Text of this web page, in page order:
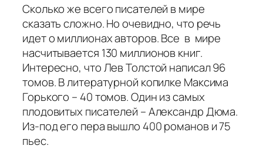
Сколько же всего писателей в мире
сказать сложно. Но очевидно, что речь
идет о миллионах авторов. Все в мире
насчитывается 130 миллионов книг.
Интересно, что Лев Толстой написал 96
томов. В литературной копилке Максима
Горького – 40 томов. Один из самых
плодовитых писателей – Александр Дюма.
Из-под его пера вышло 400 романов и 75
пьес.